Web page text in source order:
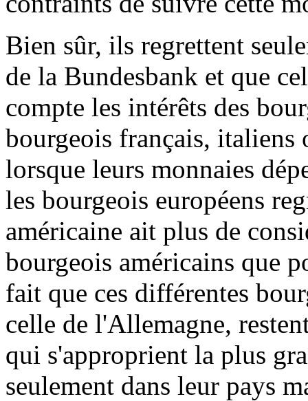
Bien sûr, ils regrettent
de la Bundesbank et que
compte les intérêts des
bourgeois français, italiens
lorsque leurs monnaies
les bourgeois européens
américaine ait plus de
bourgeois américains que
fait que ces différentes
celle de l'Allemagne,
qui s'approprient la plus
seulement dans leur pays